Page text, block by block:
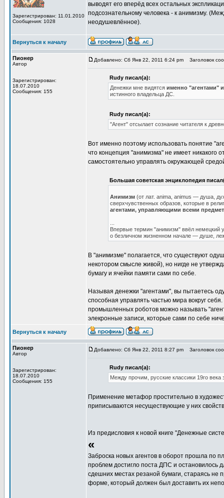
Зарегистрирован: 11.01.2010
Сообщения: 1028
выводят его вперёд всех остальных
подсознательному человека - к анимизму.
неодушевлённое).
Вернуться к началу
Пионер
Автор
Зарегистрирован:
18.07.2010
Сообщения: 155
Добавлено: Сб Янв 22, 2011 6:24 pm Заголовок
Rudy писал(а):
Денежки мне видятся именно "агентами"
истинного владельца ДС.
Rudy писал(а):
"Агент" отсылает сознание читателя к
Вот именно поэтому использовать понятие
что концепция "анимизма" не имеет никакого
самостоятельно управлять окружающей
Большая советская энциклопедия
Анимизм (от лат. anima, animus — душа,
сверхчувственных образов, которые в
агентами, управляющими всеми
Впервые термин "анимизм" ввёл немецкий
о безличном жизненном начале — душе,
В "анимизме" полагается, что существуют
некотором смысле живой), но нигде не
бумагу и ячейки памяти сами по себе.
Называя денежки "агентами", вы пытаетесь
способная управлять частью мира вокруг
промышленных роботов можно называть
элекронные записи, которые сами по себе
Вернуться к началу
Пионер
Автор
Зарегистрирован:
18.07.2010
Сообщения: 155
Добавлено: Сб Янв 22, 2011 8:27 pm Заголовок
Rudy писал(а):
Между прочим, русские классики 19го
Применение метафор простительно в
приписываются несуществующие у них
Из предисловия к новой книге "Денежные
«
Заброска новых агентов в оборот прошла по
проблем достигло поста ДПС и остановилось
сдешних местах резаной бумаги, стараясь не
форме, который должен был доставить их